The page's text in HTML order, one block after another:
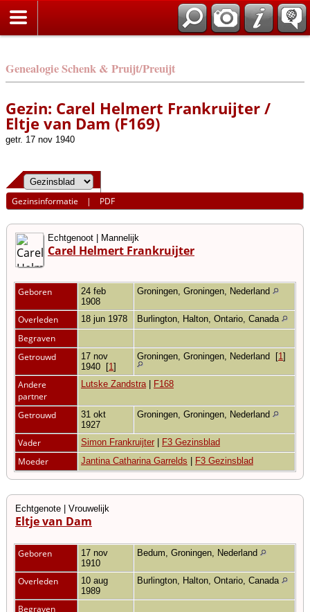
Genealogie Schenk & Pruijt/Preuijt
Gezin: Carel Helmert Frankruijter /
Eltje van Dam (F169)
getr. 17 nov 1940
Gezinsinformatie | PDF
Echtgenoot | Mannelijk
Carel Helmert Frankruijter
Geboren
24 feb
1908
Groningen, Groningen, Nederland
Overleden 18 jun 1978 Burlington, Halton, Ontario, Canada
Begraven
Getrouwd
17 nov
1940
[1]
Groningen, Groningen, Nederland [1]
Andere
partner
Lutske Zandstra| F168
Getrouwd
31 okt
1927
Groningen, Groningen, Nederland
Vader Simon Frankruijter F3 Gezinsblad
Moeder Jantina Catharina Garrelds F3 Gezinsblad
Echtgenote | Vrouwelijk
Eltje van Dam
Geboren
17 nov
1910
Bedum, Groningen, Nederland
Overleden
10 aug
1989
Burlington, Halton, Ontario, Canada
Begraven